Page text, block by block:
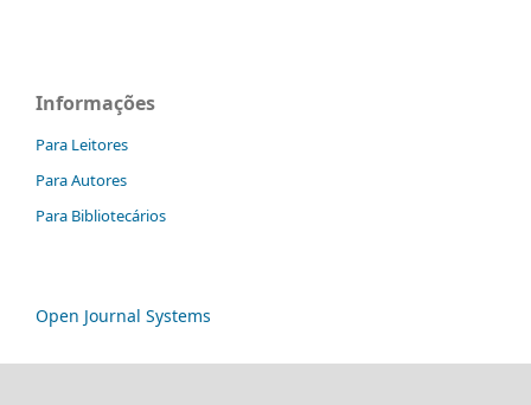
Informações
Para Leitores
Para Autores
Para Bibliotecários
Open Journal Systems